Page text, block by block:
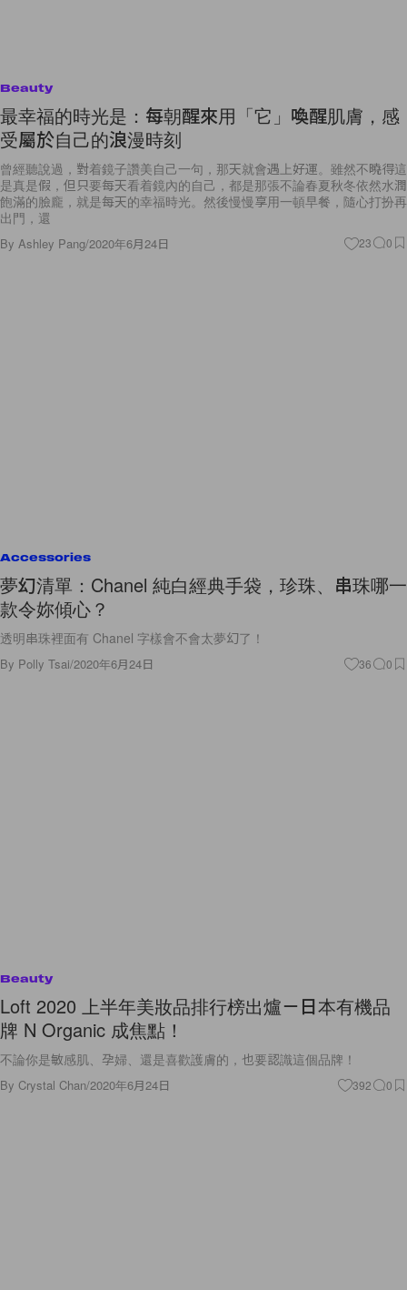
Beauty
最幸福的時光是：每朝醒來用「它」喚醒肌膚，感
受屬於自己的浪漫時刻
曾經聽說過，對着鏡子讚美自己一句，那天就會遇上好運。雖然不曉得這
是真是假，但只要每天看着鏡內的自己，都是那張不論春夏秋冬依然水潤
飽滿的臉龐，就是每天的幸福時光。然後慢慢享用一頓早餐，隨心打扮再
出門，還
By Ashley Pang/2020年6月24日 23 0
Accessories
夢幻清單：Chanel 純白經典手袋，珍珠、串珠哪一
款令妳傾心？
透明串珠裡面有 Chanel 字樣會不會太夢幻了！
By Polly Tsai/2020年6月24日 36 0
Beauty
Loft 2020 上半年美妝品排行榜出爐－日本有機品
牌 N Organic 成焦點！
不論你是敏感肌、孕婦、還是喜歡護膚的，也要認識這個品牌！
By Crystal Chan/2020年6月24日 392 0